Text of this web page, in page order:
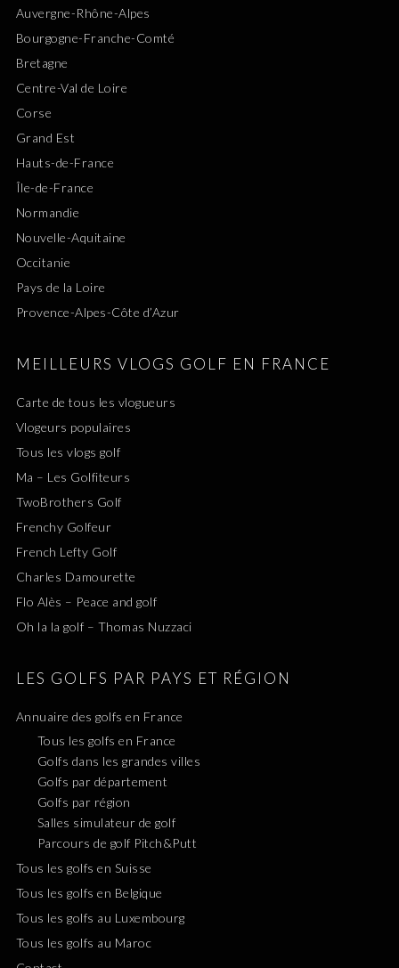
Auvergne-Rhône-Alpes
Bourgogne-Franche-Comté
Bretagne
Centre-Val de Loire
Corse
Grand Est
Hauts-de-France
Île-de-France
Normandie
Nouvelle-Aquitaine
Occitanie
Pays de la Loire
Provence-Alpes-Côte d’Azur
MEILLEURS VLOGS GOLF EN FRANCE
Carte de tous les vlogueurs
Vlogeurs populaires
Tous les vlogs golf
Ma – Les Golfiteurs
TwoBrothers Golf
Frenchy Golfeur
French Lefty Golf
Charles Damourette
Flo Alès – Peace and golf
Oh la la golf – Thomas Nuzzaci
LES GOLFS PAR PAYS ET RÉGION
Annuaire des golfs en France
Tous les golfs en France
Golfs dans les grandes villes
Golfs par département
Golfs par région
Salles simulateur de golf
Parcours de golf Pitch&Putt
Tous les golfs en Suisse
Tous les golfs en Belgique
Tous les golfs au Luxembourg
Tous les golfs au Maroc